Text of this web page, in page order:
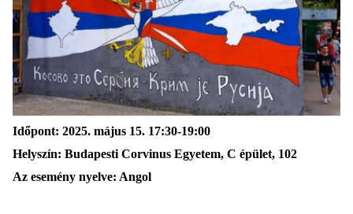
Időpont: 2025. május 15. 17:30-19:00
Helyszín: Budapesti Corvinus Egyetem, C épület, 102
Az esemény nyelve: Angol